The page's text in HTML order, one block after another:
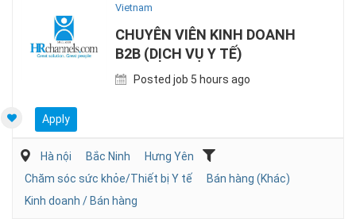
Vietnam
CHUYÊN VIÊN KINH DOANH
B2B (DỊCH VỤ Y TẾ)
Posted job 5 hours ago
Apply
Hà nội Bắc Ninh
Hưng Yên
Chăm sóc sức khỏe/Thiết bị Y tế
Bán hàng (Khác)
Kinh doanh / Bán hàng